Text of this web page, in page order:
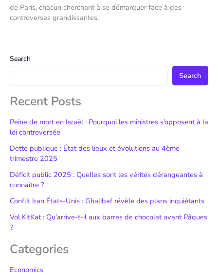
de Paris, chacun cherchant à se démarquer face à des
controverses grandissantes.
Search
Search
Recent Posts
Peine de mort en Israël : Pourquoi les ministres s’opposent à la
loi controversée
Dette publique : État des lieux et évolutions au 4ème
trimestre 2025
Déficit public 2025 : Quelles sont les vérités dérangeantes à
connaître ?
Conflit Iran États-Unis : Ghalibaf révèle des plans inquiétants
Vol KitKat : Qu’arrive-t-il aux barres de chocolat avant Pâques
?
Categories
Economics